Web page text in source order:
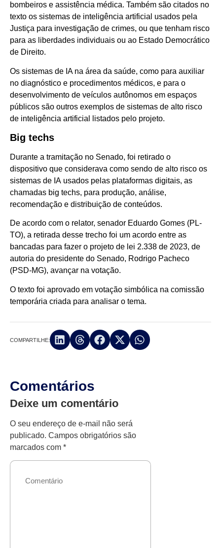
bombeiros e assistência médica. Também são citados no
texto os sistemas de inteligência artificial usados pela
Justiça para investigação de crimes, ou que tenham risco
para as liberdades individuais ou ao Estado Democrático
de Direito.
Os sistemas de IA na área da saúde, como para auxiliar
no diagnóstico e procedimentos médicos, e para o
desenvolvimento de veículos autônomos em espaços
públicos são outros exemplos de sistemas de alto risco
de inteligência artificial listados pelo projeto.
Big techs
Durante a tramitação no Senado, foi retirado o
dispositivo que considerava como sendo de alto risco os
sistemas de IA usados pelas plataformas digitais, as
chamadas big techs, para produção, análise,
recomendação e distribuição de conteúdos.
De acordo com o relator, senador Eduardo Gomes (PL-
TO), a retirada desse trecho foi um acordo entre as
bancadas para fazer o projeto de lei 2.338 de 2023, de
autoria do presidente do Senado, Rodrigo Pacheco
(PSD-MG), avançar na votação.
O texto foi aprovado em votação simbólica na comissão
temporária criada para analisar o tema.
COMPARTILHE:
Comentários
Deixe um comentário
O seu endereço de e-mail não será
publicado. Campos obrigatórios são
marcados com *